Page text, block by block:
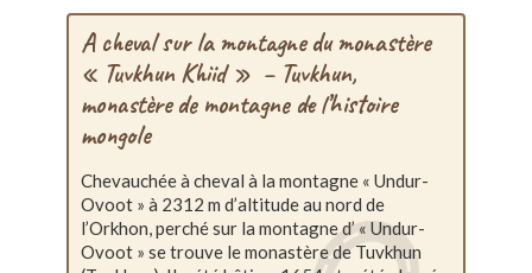
A cheval sur la montagne du monastère
« Tuvkhun Khiid » – Tuvkhun,
monastère de montagne de l’histoire
mongole
Chevauchée à cheval à la montagne « Undur-
Ovoot » à 2312 m d’altitude au nord de
l’Orkhon, perché sur la montagne d’ « Undur-
Ovoot » se trouve le monastère de Tuvkhun